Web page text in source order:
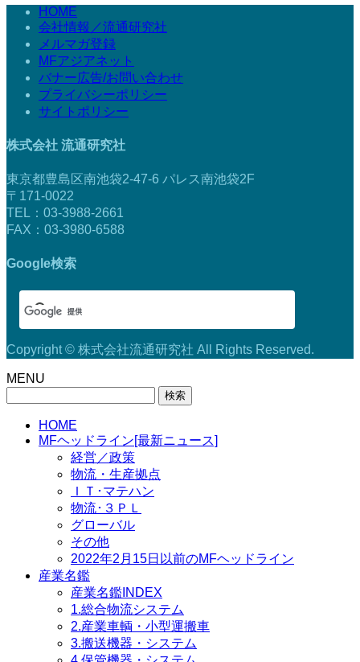
HOME
会社情報／流通研究社
メルマガ登録
MFアジアネット
バナー広告/お問い合わせ
プライバシーポリシー
サイトポリシー
株式会社 流通研究社
東京都豊島区南池袋2-47-6 パレス南池袋2F
〒171-0022
TEL：03-3988-2661
FAX：03-3980-6588
Google検索
Copyright © 株式会社流通研究社 All Rights Reserved.
MENU
HOME
MFヘッドライン[最新ニュース]
経営／政策
物流・生産拠点
ＩＴ･マテハン
物流･３ＰＬ
グローバル
その他
2022年2月15日以前のMFヘッドライン
産業名鑑
産業名鑑INDEX
1.総合物流システム
2.産業車輌・小型運搬車
3.搬送機器・システム